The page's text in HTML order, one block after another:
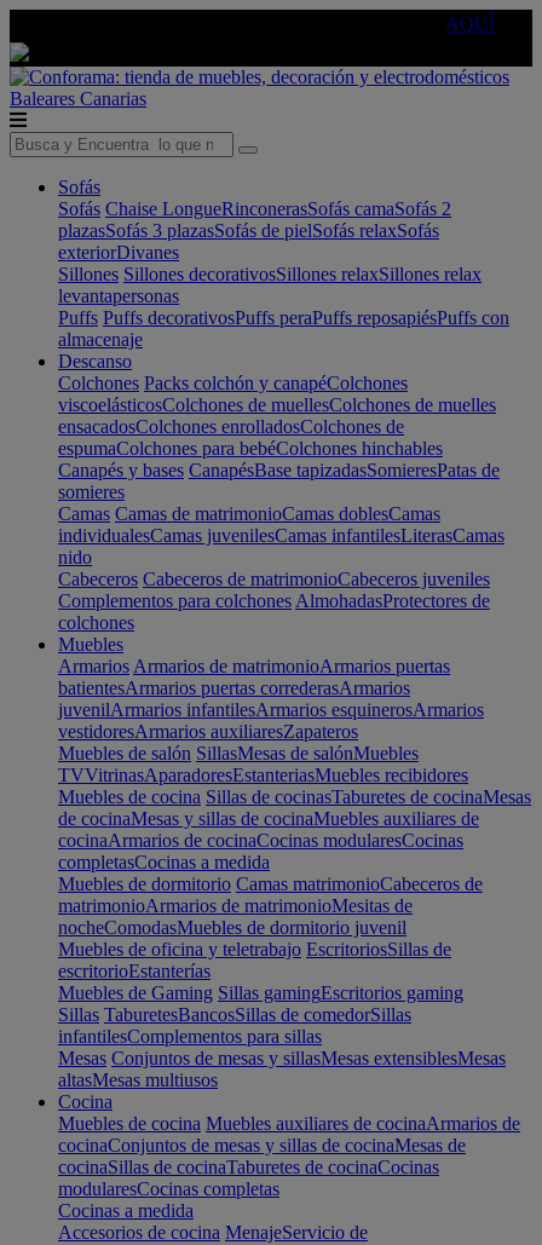
AQUÍ
Baleares Canarias
Sofás
Sofás Chaise LongueRinconerasSofás camaSofás 2
plazasSofás 3 plazasSofás de pielSofás relaxSofás
exteriorDivanes
Sillones Sillones decorativosSillones relaxSillones relax
levantapersonas
Puffs Puffs decorativosPuffs peraPuffs reposapiésPuffs con
almacenaje
Descanso
Colchones Packs colchón y canapéColchones
viscoelásticosColchones de muellesColchones de muelles
ensacadosColchones enrolladosColchones de
espumaColchones para bebéColchones hinchables
Canapés y bases CanapésBase tapizadasSomieresPatas de
somieres
Camas Camas de matrimonioCamas doblesCamas
individualesCamas juvenilesCamas infantilesLiterasCamas
nido
Cabeceros Cabeceros de matrimonioCabeceros juveniles
Complementos para colchones AlmohadasProtectores de
colchones
Muebles
Armarios Armarios de matrimonioArmarios puertas
batientesArmarios puertas correderasArmarios
juvenilArmarios infantilesArmarios esquinerosArmarios
vestidoresArmarios auxiliaresZapateros
Muebles de salón SillasMesas de salónMuebles
TVVitrinasAparadoresEstanteriasMuebles recibidores
Muebles de cocina Sillas de cocinasTaburetes de cocinaMesas
de cocinaMesas y sillas de cocinaMuebles auxiliares de
cocinaArmarios de cocinaCocinas modularesCocinas
completasCocinas a medida
Muebles de dormitorio Camas matrimonioCabeceros de
matrimonioArmarios de matrimonioMesitas de
nocheComodasMuebles de dormitorio juvenil
Muebles de oficina y teletrabajo EscritoriosSillas de
escritorioEstanterías
Muebles de Gaming Sillas gamingEscritorios gaming
Sillas TaburetesBancosSillas de comedorSillas
infantilesComplementos para sillas
Mesas Conjuntos de mesas y sillasMesas extensiblesMesas
altasMesas multiusos
Cocina
Muebles de cocina Muebles auxiliares de cocinaArmarios de
cocinaConjuntos de mesas y sillas de cocinaMesas de
cocinaSillas de cocinaTaburetes de cocinaCocinas
modularesCocinas completas
Cocinas a medida
Accesorios de cocina MenajeServicio de